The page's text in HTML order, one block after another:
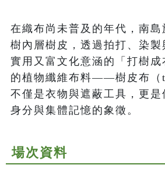
在織布尚未普及的年代，南
樹內層樹皮，透過拍打、染製
實用又富文化意涵的「打樹
的植物纖維布料——樹皮布（
不僅是衣物與遮蔽工具，更是
身分與集體記憶的象徵。
場次資料